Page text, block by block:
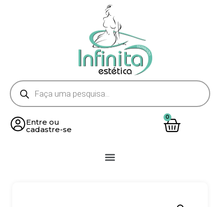
Entre ou
cadastre-se